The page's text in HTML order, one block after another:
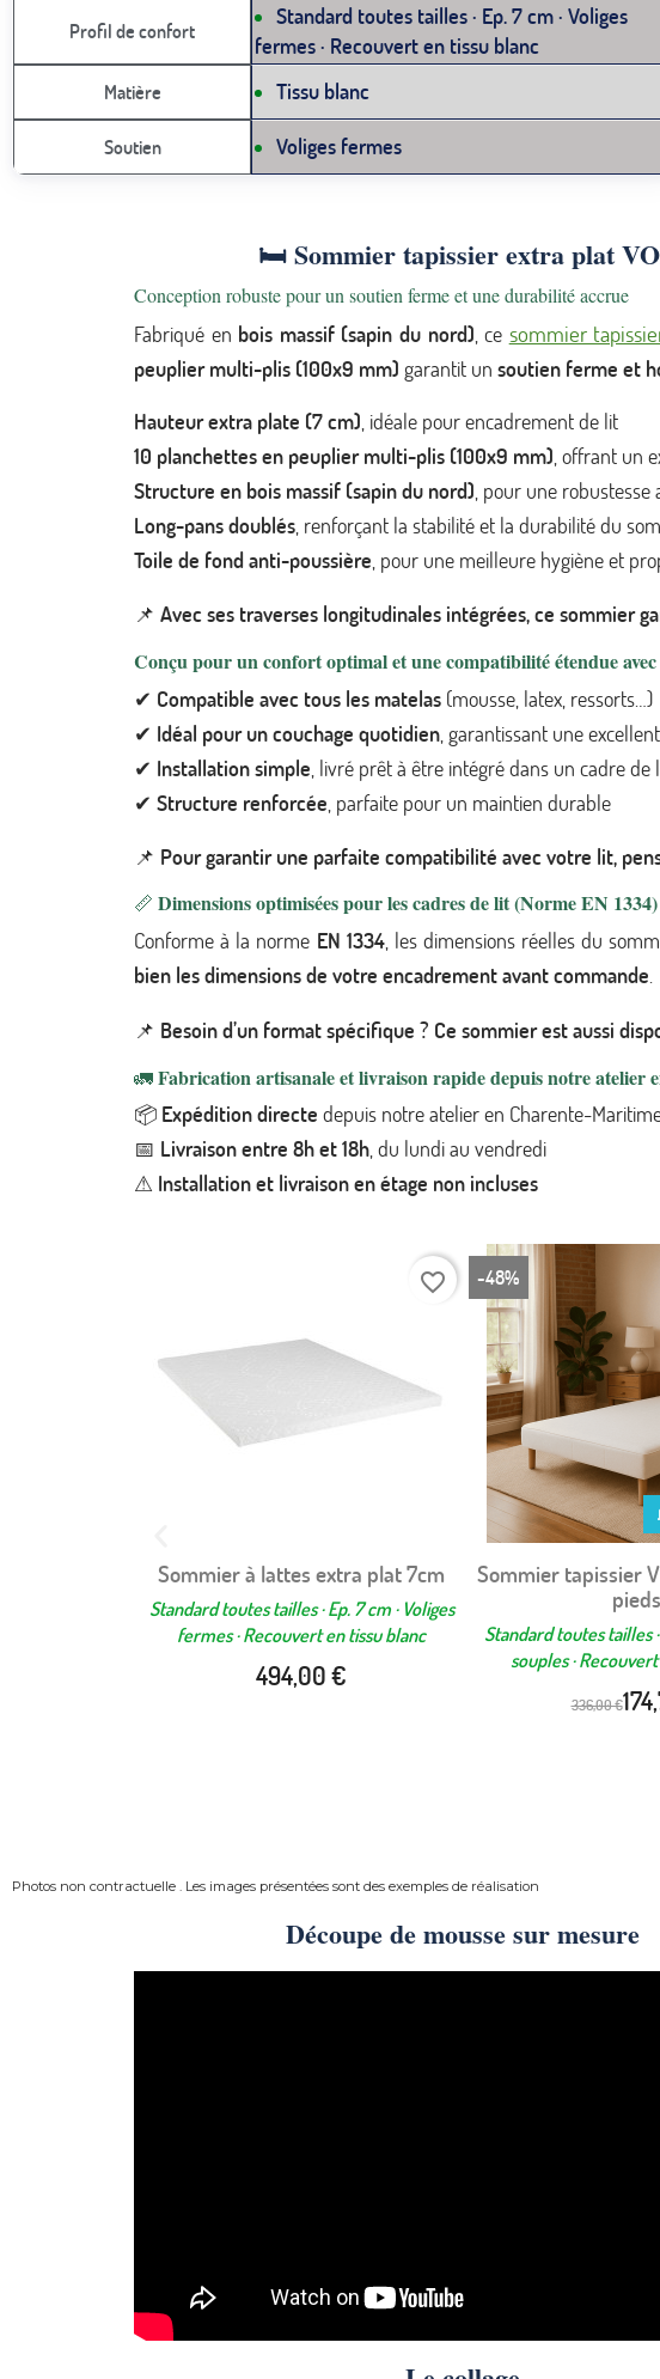
Profil de confort
Standard toutes tailles · Ep. 7 cm · Voliges
fermes · Recouvert en tissu blanc
Matière Tissu blanc
Soutien Voliges fermes
🛏️Sommier tapissier extra plat
Conception robuste pour un soutien ferme et une durabilité accrue
Fabriqué en bois massif (sapin du nord), ce sommier
peuplier multi-plis (100x9 mm) garantit un soutien ferme et
Hauteur extra plate (7 cm), idéale pour encadrement de lit
10 planchettes en peuplier multi-plis (100x9 mm), offrant un
Structure en bois massif (sapin du nord), pour une robustesse
Long-pans doublés, renforçant la stabilité et la durabilité du
Toile de fond anti-poussière, pour une meilleure hygiène et
📌 Avec ses traverses longitudinales intégrées, ce sommier
Conçu pour un confort optimal et une compatibilité étendue avec
✔ Compatible avec tous les matelas (mousse, latex, ressorts…)
✔ Idéal pour un couchage quotidien , garantissant une
✔ Installation simple , livré prêt à être intégré dans un cadre de
✔ Structure renforcée , parfaite pour un maintien durable
📌 Pour garantir une parfaite compatibilité avec votre lit,
📏 Dimensions optimisées pour les cadres de lit (Norme EN 1334)
Conforme à la norme EN 1334, les dimensions réelles du
bien les dimensions de votre encadrement avant commande.
📌 Besoin d’un format spécifique ? Ce sommier est aussi
🚛Fabrication artisanale et livraison rapide depuis notre atelier
📦 Expédition directe depuis notre atelier en Charente-
📅 Livraison entre 8h et 18h, du lundi au vendredi
⚠ Installation et livraison en étage non incluses
Aperçu rapide
Sommier à lattes extra plat 7cm
Standard toutes tailles · Ep. 7 cm · Voliges
fermes · Recouvert en tissu blanc
494,00 €
favorite_border
Aperçu
Sommier tapissier
pieds
Standard toutes tailles
souples ·
336,00 €
-48%
Photos non contractuelle . Les images présentées sont des exemples de réalisation
Découpe de mousse sur mesure